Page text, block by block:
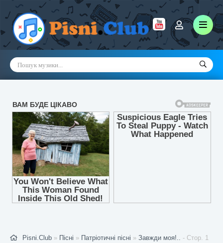
Pisni.Club » Пісні » Патріотичні пісні » Завжди моя!.. - Стор. 1